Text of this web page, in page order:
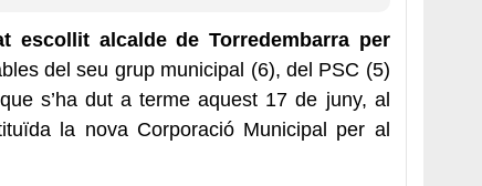
escollit alcalde de Torredembarra per
del seu grup municipal (6), del PSC (5)
s’ha dut a terme aquest 17 de juny, al
la nova Corporació Municipal per al